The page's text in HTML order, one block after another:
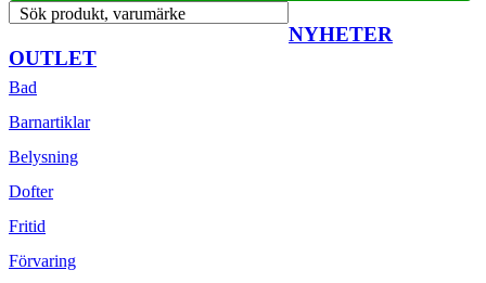
Sök produkt, varumärke
NYHETER
OUTLET
Bad
Barnartiklar
Belysning
Dofter
Fritid
Förvaring